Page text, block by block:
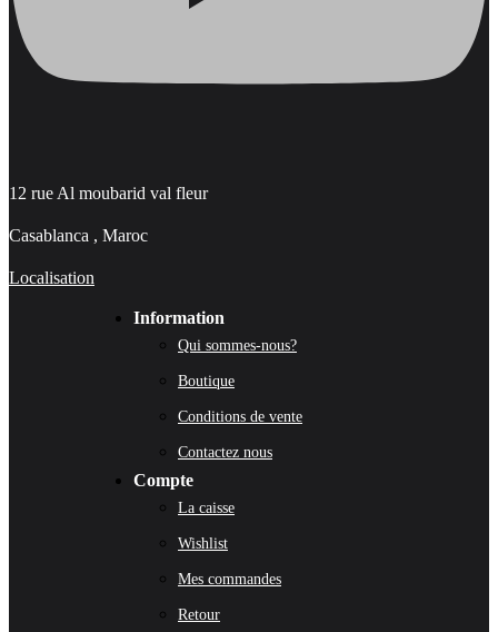
12 rue Al moubarid val fleur
Casablanca , Maroc
Localisation
Information
Qui sommes-nous?
Boutique
Conditions de vente
Contactez nous
Compte
La caisse
Wishlist
Mes commandes
Retour